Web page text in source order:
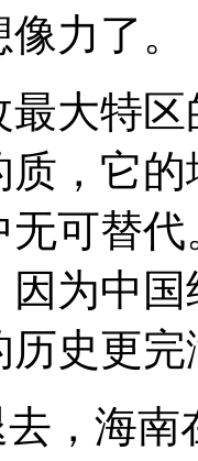
力了。
大特
质，它
可替
为中
史更
去，海